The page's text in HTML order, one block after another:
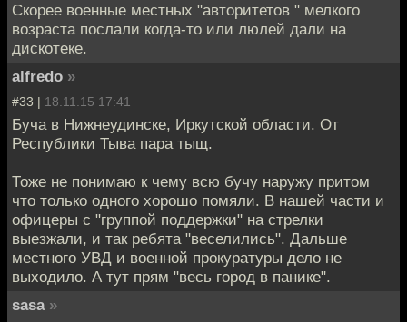
Скорее военные местных "авторитетов " мелкого
возраста послали когда-то или люлей дали на
дискотеке.
alfredo »
#33 | 18.11.15 17:41
Буча в Нижнеудинске, Иркутской области. От
Республики Тыва пара тыщ.
Тоже не понимаю к чему всю бучу наружу притом
что только одного хорошо помяли. В нашей части и
офицеры с "группой поддержки" на стрелки
выезжали, и так ребята "веселились". Дальше
местного УВД и военной прокуратуры дело не
выходило. А тут прям "весь город в панике".
sasa »